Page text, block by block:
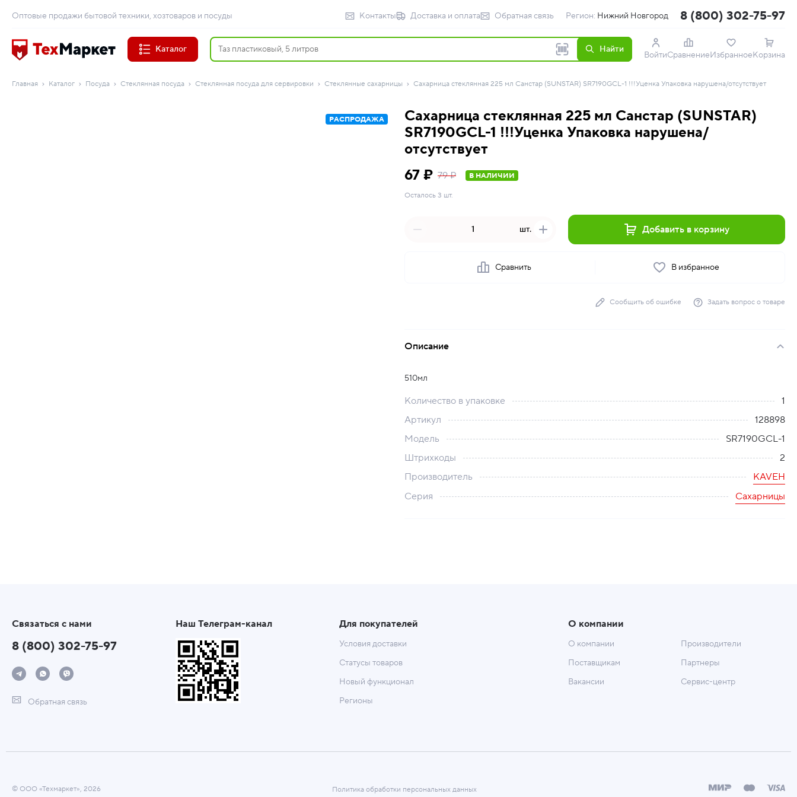
Оптовые продажи бытовой техники, хозтоваров и посуды Контакты Доставка и оплата Обратная связь Регион: Нижний Новгород 8 (800) 302-75-97
Каталог Найти
ВойтиСравнениеИзбранноеКорзина
Главная Каталог Посуда Стеклянная посуда Стеклянная посуда для сервировки Стеклянные сахарницы Сахарница стеклянная 225 мл Санстар (SUNSTAR) SR7190GCL-1 !!!Уценка Упаковка нарушена/отсутствует
РАСПРОДАЖА
Сахарница стеклянная 225 мл Санстар (SUNSTAR)
SR7190GCL-1 !!!Уценка Упаковка нарушена/
отсутствует
67 ₽ 79 ₽ В НАЛИЧИИ
Осталось 3 шт.
шт. Добавить в корзину
Сравнить В избранное
Сообщить об ошибке Задать вопрос о товаре
Описание
510мл
Количество в упаковке
1
Артикул
128898
Модель
SR7190GCL-1
Штрихкоды
2
Производитель
KAVEH
Серия
Сахарницы
Связаться с нами
8 (800) 302-75-97
Обратная связь
Наш Телеграм-канал Для покупателей
Условия доставки
Статусы товаров
Новый функционал
Регионы
О компании
О компании
Поставщикам
Вакансии
Производители
Партнеры
Сервис-центр
© ООО «Техмаркет», 2026 Политика обработки персональных данных